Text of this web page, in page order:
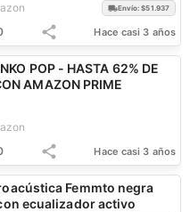
Envío: $51.937
Hace casi 3 años
POP - HASTA 62% DE
AMAZON PRIME
Hace casi 3 años
Femmto negra
ecualizador activo